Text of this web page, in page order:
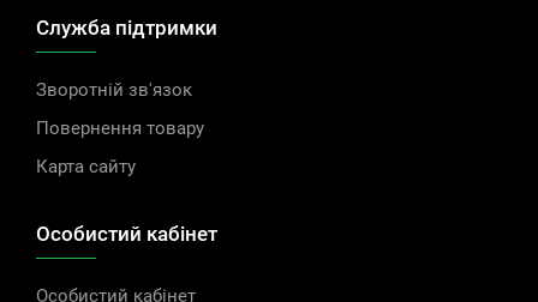
Служба підтримки
Зворотній зв'язок
Повернення товару
Карта сайту
Особистий кабінет
Особистий кабінет